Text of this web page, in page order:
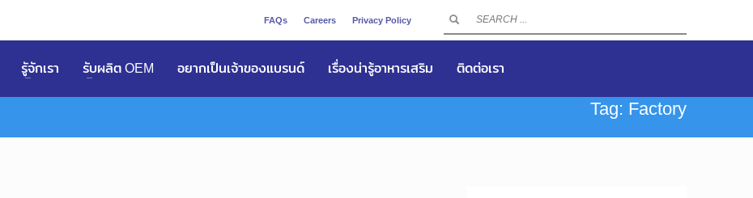
FAQs Careers Privacy Policy
รูัจักเรา รับผลิต OEM อยากเป็นเจ้าของแบรนด์ เรื่องน่ารู้อาหารเสริม ติดต่อเรา
Tag: Factory